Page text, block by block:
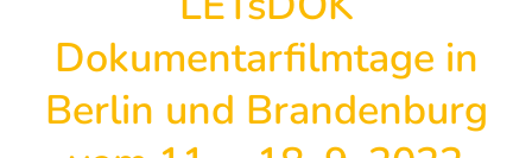
Dokumentarfilmtage in
Berlin und Brandenburg